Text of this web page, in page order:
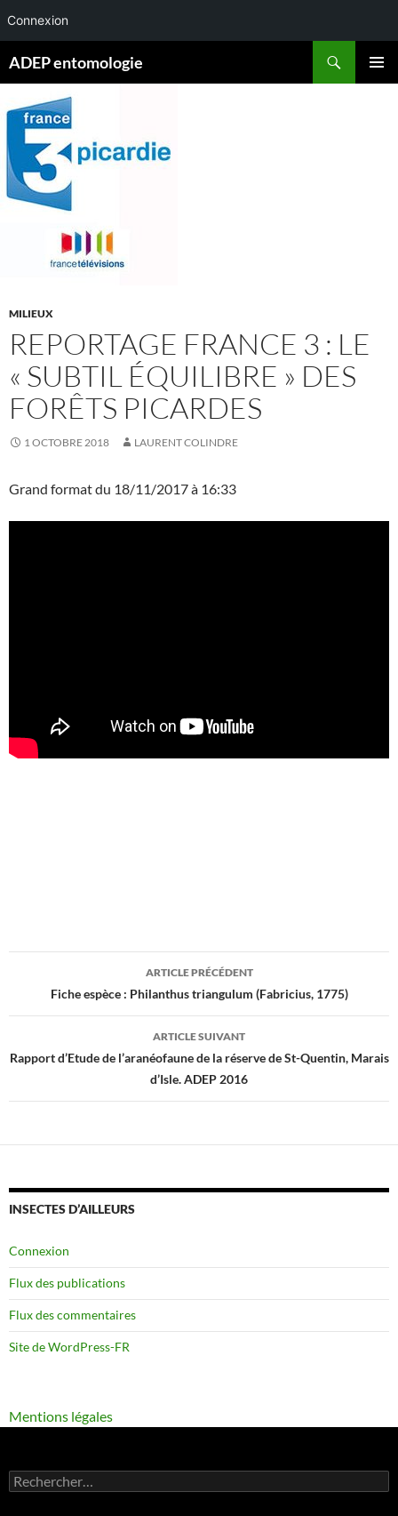
Connexion
auADEP entomologie
MILIEUX
REPORTAGE FRANCE 3 : LE
« SUBTIL ÉQUILIBRE » DES
FORÊTS PICARDES
1 OCTOBRE 2018 LAURENT COLINDRE
Grand format du 18/11/2017 à 16:33
ARTICLE PRÉCÉDENT
Fiche espèce : Philanthus triangulum (Fabricius, 1775)
ARTICLE SUIVANT
Rapport d’Etude de l’aranéofaune de la réserve de St-Quentin, Marais
d’Isle. ADEP 2016
INSECTES D’AILLEURS
Connexion
Flux des publications
Flux des commentaires
Site de WordPress-FR
Mentions légales
Rechercher :